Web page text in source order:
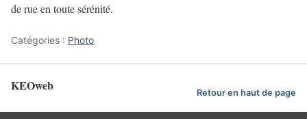
de rue en toute sérénité.
Catégories : Photo
KEOweb Retour en haut de page